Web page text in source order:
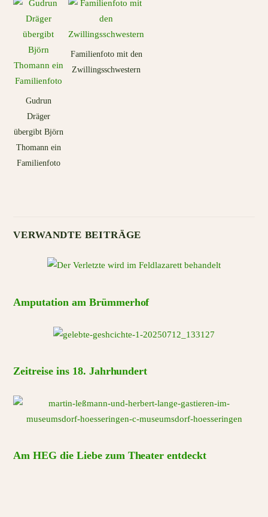
Gudrun
Dräger
übergibt Björn
Thomann ein
Familienfoto
Familienfoto mit den
Zwillingsschwestern
VERWANDTE BEITRÄGE
Amputation am Brümmerhof
Zeitreise ins 18. Jahrhundert
Am HEG die Liebe zum Theater entdeckt